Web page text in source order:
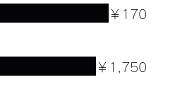
￥170
￥1,750